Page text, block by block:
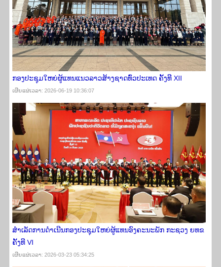
ກອງປະຊຸມໃຫຍ່ຜູ້ແທນແນວລາວສ້າງຊາດທົ່ວປະເທດ ຄັ້ງທີ XII
ເຜີຍ​ແຜ່​ເວ​ລາ: 2026-06-19 10:36:07
ສຳເລັດການດຳເນີນກອງປະຊຸມໃຫຍ່ຜູ້ແທນອົງຄະນະພັກ ກະຊວງ ຍທຂ
ຄັ້ງທີ VI
ເຜີຍ​ແຜ່​ເວ​ລາ: 2026-03-23 05:34:25